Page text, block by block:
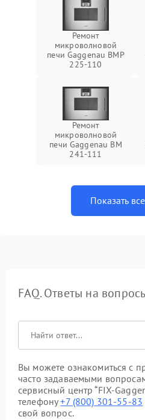
Ремонт
микроволновой
печи Gaggenau BMP
225-110
Ремонт
микроволновой
печи Gaggenau BM
241-111
Показать
FAQ. Ответы на
Вы можете ознакомиться с
часто задаваемыми
сервисный центр “FIX-
телефону+7 (800) 301-55-83
свой вопрос.